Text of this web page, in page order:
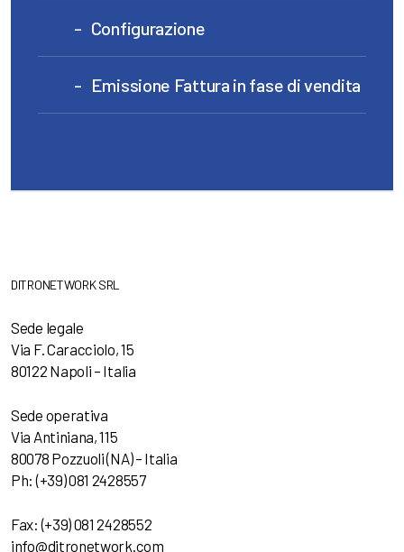
Configurazione
Emissione Fattura in fase di vendita
DITRONETWORK SRL
Sede legale
Via F. Caracciolo, 15
80122 Napoli – Italia
Sede operativa
Via Antiniana, 115
80078 Pozzuoli (NA) – Italia
Ph: (+39) 081 2428557
Fax: (+39) 081 2428552
info@ditronetwork.com